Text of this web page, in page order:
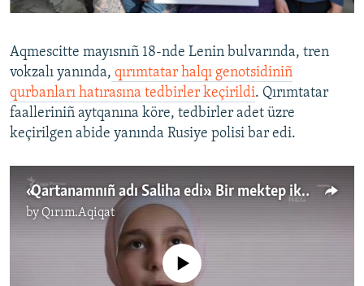
Aqmescitte mayısnıñ 18-nde Lenin bulvarında, tren
vokzalı yanında, qırımtatar halqı genotsidiniñ
qurbanları hatırasına tedbirler keçirildi. Qırımtatar
faalleriniñ aytqanına köre, tedbirler adet üzre
keçirilgen abide yanında Rusiye polisi bar edi.
«Qartanamnıñ adı Saliha edi». Bir mektep ikâyesi (video)
byQırım.Aqiqat
No media source currently available